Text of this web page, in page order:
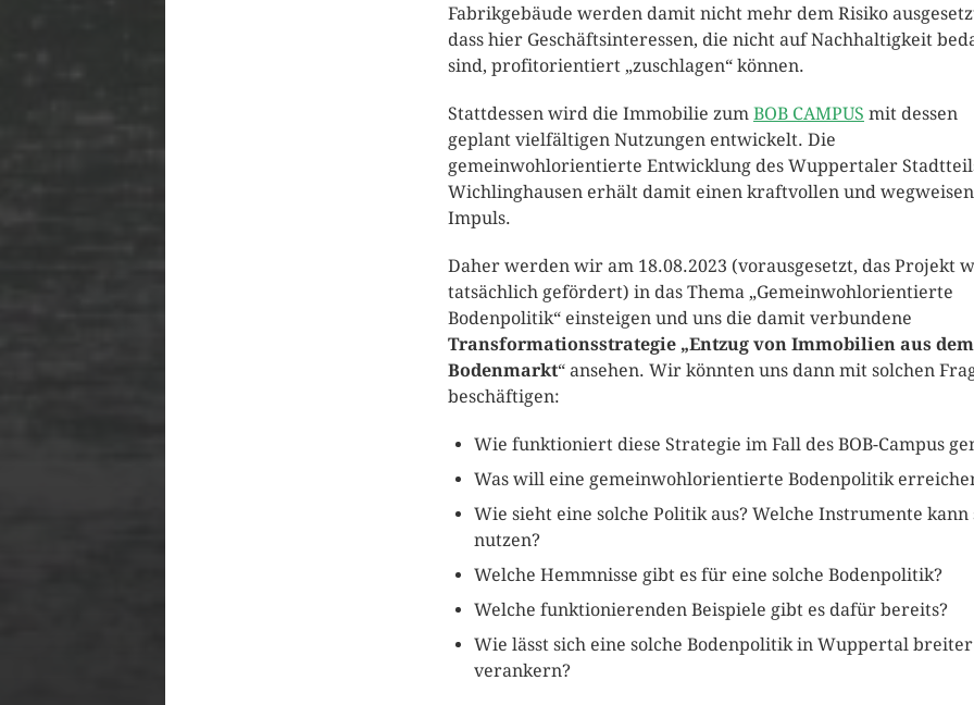
Fabrikgebäude werden damit nicht mehr dem Risiko
dass hier Geschäftsinteressen, die nicht auf Nachhaltigkeit
sind, profitorientiert „zuschlagen“ können.
Stattdessen wird die Immobilie zum BOB CAMPUS mit dessen
geplant vielfältigen Nutzungen entwickelt. Die
gemeinwohlorientierte Entwicklung des Wuppertaler
Wichlinghausen erhält damit einen kraftvollen und
Impuls.
Daher werden wir am 18.08.2023 (vorausgesetzt, das Projekt
tatsächlich gefördert) in das Thema „Gemeinwohlorientierte
Bodenpolitik“ einsteigen und uns die damit verbundene
Transformationsstrategie „Entzug von Immobilien aus dem
Bodenmarkt“ ansehen. Wir könnten uns dann mit solchen
beschäftigen:
Wie funktioniert diese Strategie im Fall des BOB-Campus
Was will eine gemeinwohlorientierte Bodenpolitik
Wie sieht eine solche Politik aus? Welche Instrumente kann
nutzen?
Welche Hemmnisse gibt es für eine solche Bodenpolitik?
Welche funktionierenden Beispiele gibt es dafür bereits?
Wie lässt sich eine solche Bodenpolitik in Wuppertal breiter
verankern?